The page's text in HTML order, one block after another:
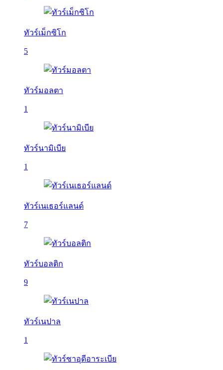
ทัวร์เม็กซิโก
5
ทัวร์มอลตา
1
ทัวร์นามิเบีย
1
ทัวร์เนเธอร์แลนด์
7
ทัวร์บอลติก
9
ทัวร์เนปาล
1